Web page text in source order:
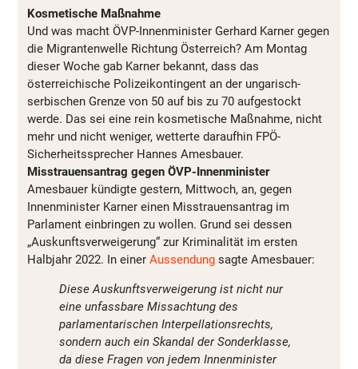
Kosmetische Maßnahme
Und was macht ÖVP-Innenminister Gerhard Karner gegen
die Migrantenwelle Richtung Österreich? Am Montag
dieser Woche gab Karner bekannt, dass das
österreichische Polizeikontingent an der ungarisch-
serbischen Grenze von 50 auf bis zu 70 aufgestockt
werde. Das sei eine rein kosmetische Maßnahme, nicht
mehr und nicht weniger, wetterte daraufhin FPÖ-
Sicherheitssprecher Hannes Amesbauer.
Misstrauensantrag gegen ÖVP-Innenminister
Amesbauer kündigte gestern, Mittwoch, an, gegen
Innenminister Karner einen Misstrauensantrag im
Parlament einbringen zu wollen. Grund sei dessen
„Auskunftsverweigerung“ zur Kriminalität im ersten
Halbjahr 2022. In einer Aussendung sagte Amesbauer:
Diese Auskunftsverweigerung ist nicht nur
eine unfassbare Missachtung des
parlamentarischen Interpellationsrechts,
sondern auch ein Skandal der Sonderklasse,
da diese Fragen von jedem Innenminister